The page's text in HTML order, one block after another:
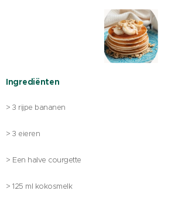
Ingrediënten
> 3 rijpe bananen
> 3 eieren
> Een halve courgette
> 125 ml kokosmelk